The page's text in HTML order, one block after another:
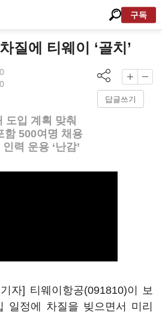
구독
질에 티웨이 ‘골치’
답글쓰기
도입 계획 맞춰
함 500여명 채용
력 운용 ‘난감’
자] 티웨이항공(091810)이 보
일정에 차질을 빚으면서 미리